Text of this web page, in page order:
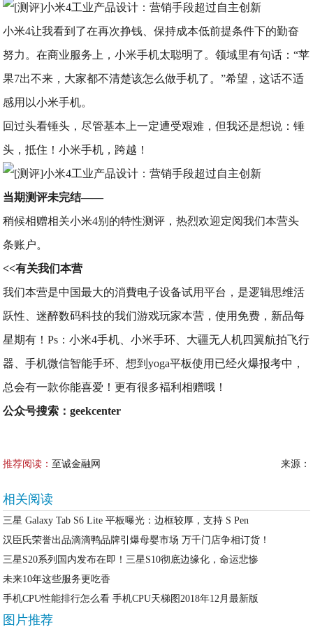
小米4让我看到了在再次挣钱、保持成本低前提条件下的勤奋
努力。在商业服务上，小米手机太聪明了。领域里有句话：“苹
果7出不来，大家都不清楚该怎么做手机了。”希望，这话不适
感用以小米手机。
回过头看锤头，尽管基本上一定遭受艰难，但我还是想说：锤
头，抵住！小米手机，跨越！
当期测评未完结——
稍候相赠相关小米4别的特性测评，热烈欢迎定阅我们本营头
条账户。
<<有关我们本营
我们本营是中国最大的消費电子设备试用平台，是逻辑思维活
跃性、迷醉数码科技的我们游戏玩家本营，使用免费，新品每
星期有！Ps：小米4手机、小米手环、大疆无人机四翼航拍飞行
器、手机微信智能手环、想到yoga平板使用已经火爆报考中，
总会有一款你能喜爱！更有很多褔利相赠哦！
公众号搜索：geekcenter
推荐阅读： 至诚金融网 来源：
相关阅读
三星 Galaxy Tab S6 Lite 平板曝光：边框较厚，支持 S Pen
汉臣氏荣誉出品滴滴鸭品牌引爆母婴市场 万千门店争相订货！
三星S20系列国内发布在即！三星S10彻底边缘化，命运悲惨
未来10年这些服务更吃香
手机CPU性能排行怎么看 手机CPU天梯图2018年12月最新版
图片推荐